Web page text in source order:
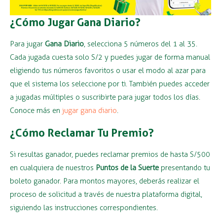
¿Cómo Jugar Gana Diario?
Para jugar Gana Diario, selecciona 5 números del 1 al 35.
Cada jugada cuesta solo S/2 y puedes jugar de forma manual
eligiendo tus números favoritos o usar el modo al azar para
que el sistema los seleccione por ti. También puedes acceder
a jugadas múltiples o suscribirte para jugar todos los días.
Conoce más en jugar gana diario.
¿Cómo Reclamar Tu Premio?
Si resultas ganador, puedes reclamar premios de hasta S/500
en cualquiera de nuestros Puntos de la Suerte presentando tu
boleto ganador. Para montos mayores, deberás realizar el
proceso de solicitud a través de nuestra plataforma digital,
siguiendo las instrucciones correspondientes.